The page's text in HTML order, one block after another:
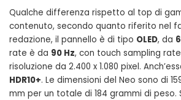
Qualche differenza rispetto al top di
contenuto, secondo quanto riferito nel
redazione, il pannello è di tipo OLED, da
rate è da 90 Hz, con touch sampling rate
risoluzione da 2.400 x 1.080 pixel.
HDR10+. Le dimensioni del Neo sono di
mm per un totale di 184 grammi di peso.